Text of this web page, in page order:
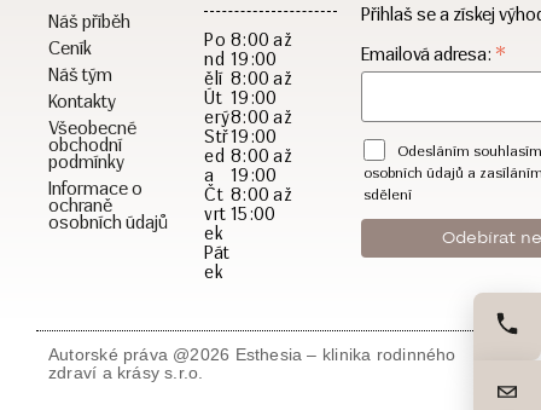
Náš příběh
Ceník
Náš tým
Kontakty
Všeobecné
obchodní
podmínky
Informace o
ochraně
osobních údajů
Po
nd
ělí
Út
erý
Stř
ed
a
Čt
vrt
ek
Pát
ek
8:00 až
19:00
8:00 až
19:00
8:00 až
19:00
8:00 až
19:00
8:00 až
15:00
Přihlaš se a získej
Emailová adresa: *
Odesláním
osobních údajů a
sdělení
Autorské práva @2026 Esthesia – klinika rodinného
zdraví a krásy s.r.o.